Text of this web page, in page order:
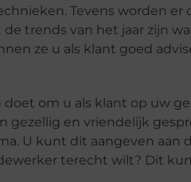
Tevens worden er
trends van het jaar zijn
ze u als klant goed
om u als klant op uw
en vriendelijk
U kunt dit aangeven aan
terecht wilt? Dit